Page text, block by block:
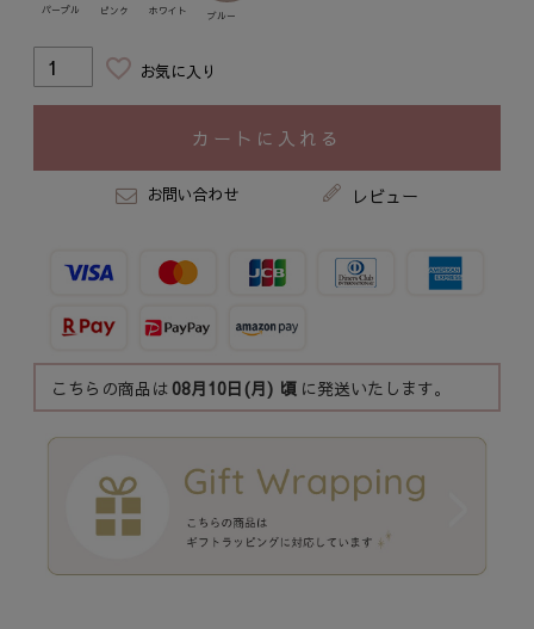
パープル ピンク ホワイト ブルー
お気に入り
カートに入れる
お問い合わせ レビュー
こちらの商品は08月10日(月) 頃 に発送いたします。